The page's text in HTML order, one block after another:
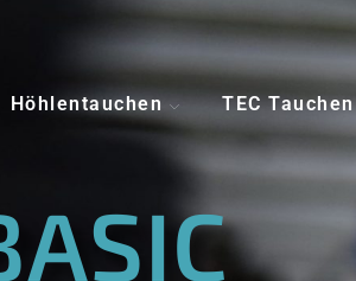
Höhlentauchen TEC Tauchen